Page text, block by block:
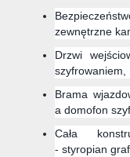
zewnętrzne
Drzwi
szyfrowaniem,
Brama
a domofon
Cała
- styropian